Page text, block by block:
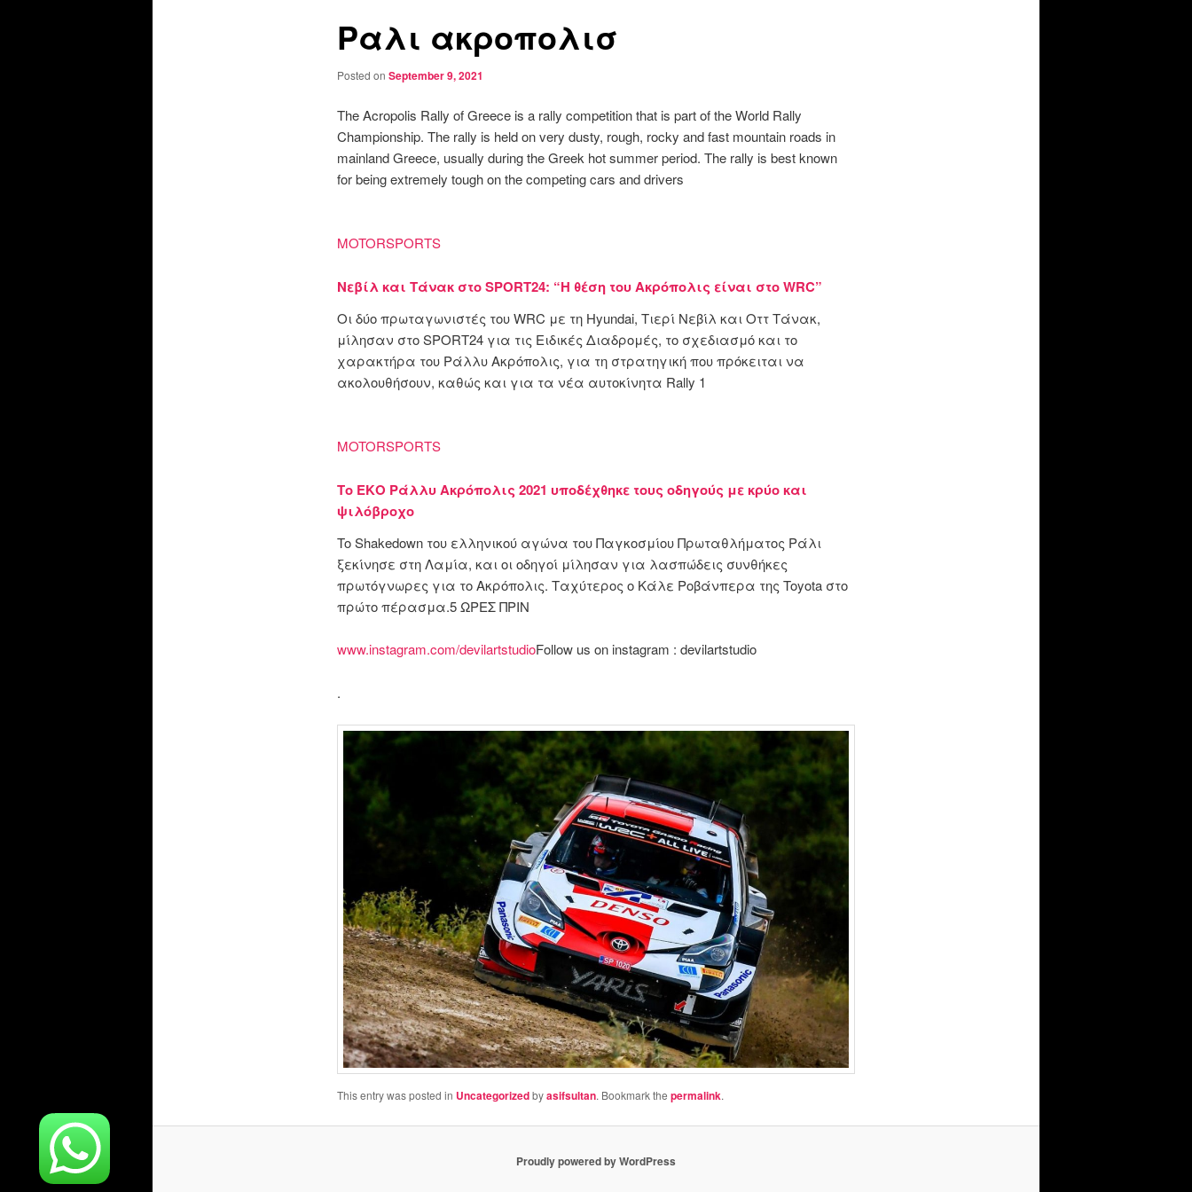
Ραλι ακροπολισ
Posted on September 9, 2021
The Acropolis Rally of Greece is a rally competition that is part of the World Rally
Championship. The rally is held on very dusty, rough, rocky and fast mountain roads in
mainland Greece, usually during the Greek hot summer period. The rally is best known
for being extremely tough on the competing cars and drivers
MOTORSPORTS
Νεβίλ και Τάνακ στο SPORT24: “Η θέση του Ακρόπολις είναι στο WRC”
Οι δύο πρωταγωνιστές του WRC με τη Hyundai, Τιερί Νεβίλ και Οττ Τάνακ,
μίλησαν στο SPORT24 για τις Ειδικές Διαδρομές, το σχεδιασμό και το
χαρακτήρα του Ράλλυ Ακρόπολις, για τη στρατηγική που πρόκειται να
ακολουθήσουν, καθώς και για τα νέα αυτοκίνητα Rally 1
MOTORSPORTS
Το ΕΚΟ Ράλλυ Ακρόπολις 2021 υποδέχθηκε τους οδηγούς με κρύο και
ψιλόβροχο
To Shakedown του ελληνικού αγώνα του Παγκοσμίου Πρωταθλήματος Ράλι
ξεκίνησε στη Λαμία, και οι οδηγοί μίλησαν για λασπώδεις συνθήκες
πρωτόγνωρες για το Ακρόπολις. Ταχύτερος ο Κάλε Ροβάνπερα της Toyota στο
πρώτο πέρασμα.5 ΩΡΕΣ ΠΡΙΝ
www.instagram.com/devilartstudioFollow us on instagram : devilartstudio
.
This entry was posted in Uncategorizedbyasifsultan. Bookmark the permalink.
Proudly powered by WordPress